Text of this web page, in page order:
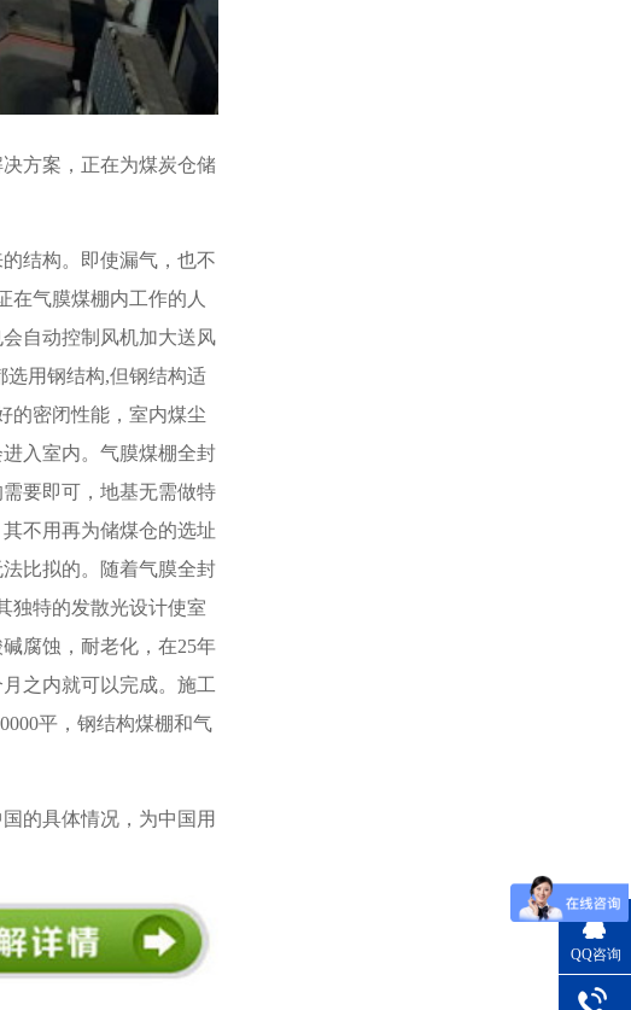
方案，正在为煤炭仓储
结构。即使漏气，也不
在气膜煤棚内工作的人
自动控制风机加大送风
选用钢结构,但钢结构适
的密闭性能，室内煤尘
入室内。气膜煤棚全封
要即可，地基无需做特
不用再为储煤仓的选址
比拟的。随着气膜全封
独特的发散光设计使室
腐蚀，耐老化，在25年
之内就可以完成。施工
平，钢结构煤棚和气
的具体情况，为中国用
QQ咨询